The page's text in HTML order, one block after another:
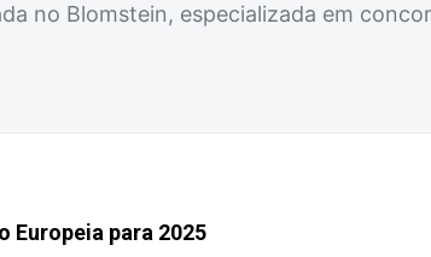
no Blomstein, especializada em
Europeia para 2025